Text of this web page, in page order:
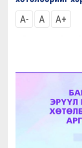
A-
A A+